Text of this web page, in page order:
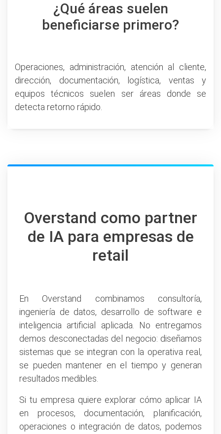
¿Qué áreas suelen
beneficiarse primero?
Operaciones, administración, atención al cliente,
dirección, documentación, logística, ventas y
equipos técnicos suelen ser áreas donde se
detecta retorno rápido.
Overstand como partner
de IA para empresas de
retail
En Overstand combinamos consultoría,
ingeniería de datos, desarrollo de software e
inteligencia artificial aplicada. No entregamos
demos desconectadas del negocio: diseñamos
sistemas que se integran con la operativa real,
se pueden mantener en el tiempo y generan
resultados medibles.
Si tu empresa quiere explorar cómo aplicar IA
en procesos, documentación, planificación,
operaciones o integración de datos, podemos